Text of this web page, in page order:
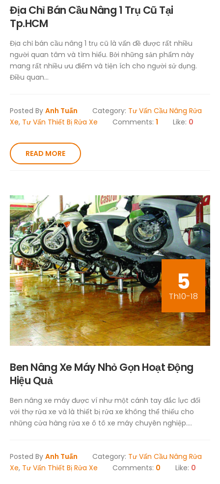
Địa Chỉ Bán Cầu Nâng 1 Trụ Cũ Tại
Tp.HCM
Địa chỉ bán cầu nâng 1 trụ cũ là vấn đề được rất nhiều
người quan tâm và tìm hiểu. Bởi những sản phẩm này
mang rất nhiều ưu điểm và tiện ích cho người sử dụng.
Điều quan...
Posted By Anh Tuấn Category: Tư Vấn Cầu Nâng Rửa
Xe, Tư Vấn Thiết Bị Rửa Xe Comments: 1 Like: 0
READ MORE
5
Th10-18
Ben Nâng Xe Máy Nhỏ Gọn Hoạt Động
Hiệu Quả
Ben nâng xe máy được ví như một cánh tay đắc lực đối
với thợ rửa xe và là thiết bị rửa xe không thể thiếu cho
những cửa hàng rửa xe ô tô xe máy chuyên nghiệp....
Posted By Anh Tuấn Category: Tư Vấn Cầu Nâng Rửa
Xe, Tư Vấn Thiết Bị Rửa Xe Comments: 0 Like: 0